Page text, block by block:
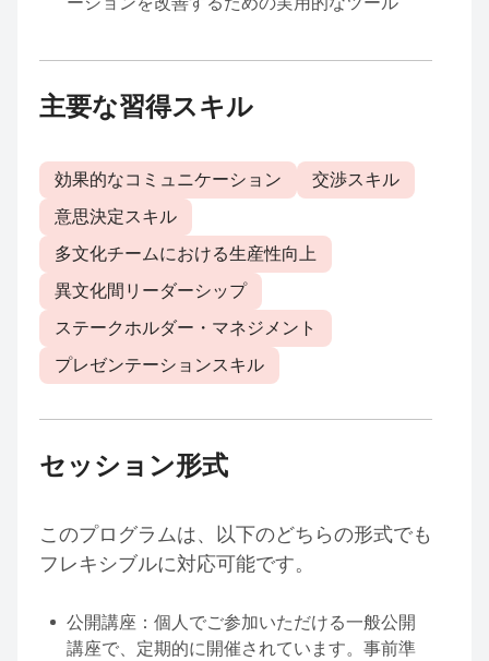
主要な習得スキル
効果的なコミュニケーション
交渉スキル
意思決定スキル
多文化チームにおける生産性向上
異文化間リーダーシップ
ステークホルダー・マネジメント
プレゼンテーションスキル
セッション形式
このプログラムは、以下のどちらの形式でも
フレキシブルに対応可能です。
公開講座：個人でご参加いただける一般公開
講座で、定期的に開催されています。事前準